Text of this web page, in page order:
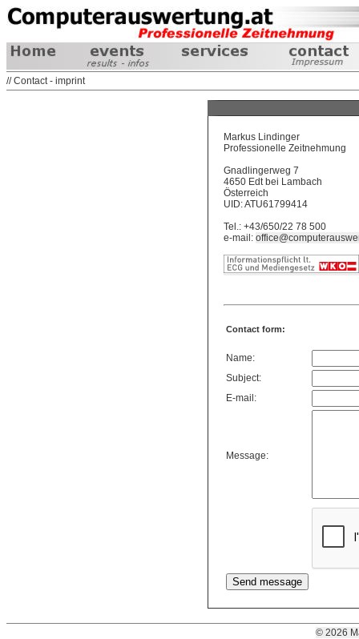
// Contact - imprint
Markus Lindinger
Professionelle Zeitnehmung
Gnadlingerweg 7
4650 Edt bei Lambach
Österreich
UID: ATU61799414
Tel.: +43/650/22 78 500
e-mail:
Contact form:
Name:
Subject:
E-mail:
Message:
© 2026